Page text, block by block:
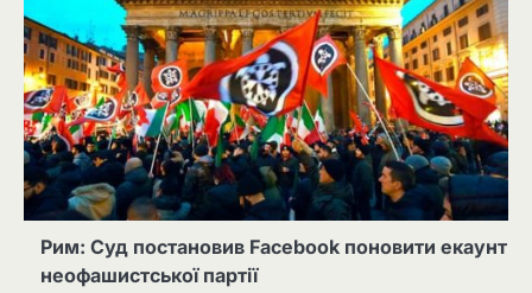
Рим: Суд постановив Facebook поновити екаунт
неофашистської партії